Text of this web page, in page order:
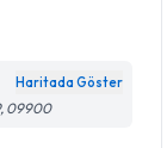
Haritada Göster
09900